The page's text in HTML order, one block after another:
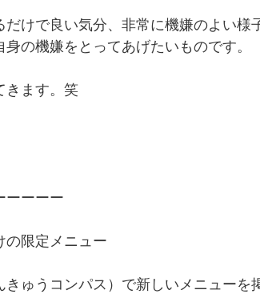
けで良い気分、非常に機嫌のよい様
の機嫌をとってあげたいものです。
きます。笑
ーーーー
の限定メニュー
ゅうコンパス）で新しいメニューを